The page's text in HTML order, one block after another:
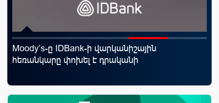
Moody’s-ը IDBank-ի վարկանիշային
հեռանկարը փոխել է դրականի